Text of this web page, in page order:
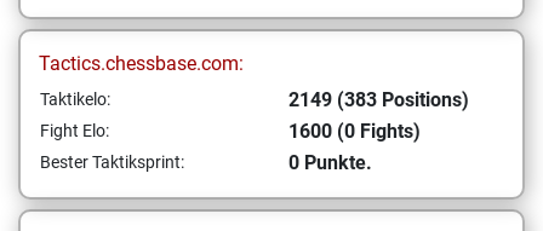
Tactics.chessbase.com:
Taktikelo: 2149 (383 Positions)
Fight Elo: 1600 (0 Fights)
Bester Taktiksprint: 0 Punkte.